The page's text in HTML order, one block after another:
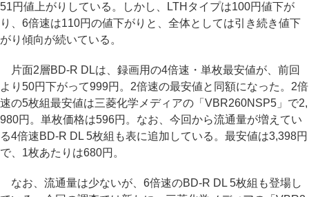
51円値上がりしている。しかし、LTHタイプは100円値下が
り、6倍速は110円の値下がりと、全体としては引き続き値下
がり傾向が続いている。
片面2層BD-R DLは、録画用の4倍速・単枚最安値が、前回
より50円下がって999円。2倍速の最安値と同額になった。2倍
速の5枚組最安値は三菱化学メディアの「VBR260NSP5」で2,
980円。単枚価格は596円。なお、今回から流通量が増えてい
る4倍速BD-R DL 5枚組も表に追加している。最安値は3,398円
で、1枚あたりは680円。
なお、流通量は少ないが、6倍速のBD-R DL 5枚組も登場し